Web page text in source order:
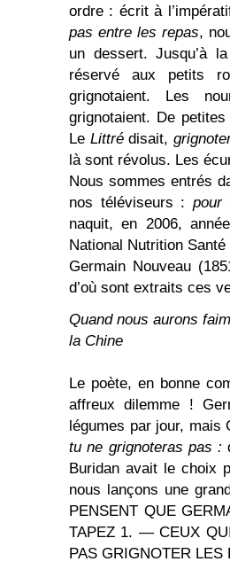
ordre : écrit à
pas entre les repas,
un dessert. Jusqu’à
réservé aux petits
grignotaient. Les
grignotaient. De
Le Littrédisait,
là sont révolus. Les
Nous sommes entrés
nos téléviseurs : pour
naquit, en 2006,
National Nutrition
Germain Nouveau
d’où sont extraits ces
Quand nous aurons
la Chine
Le poète, en bonne
affreux dilemme !
légumes par jour, mais
tu ne grignoteras pas :
Buridan avait le choix
nous lançons une
PENSENT QUE
TAPEZ 1. — CEUX
PAS GRIGNOTER